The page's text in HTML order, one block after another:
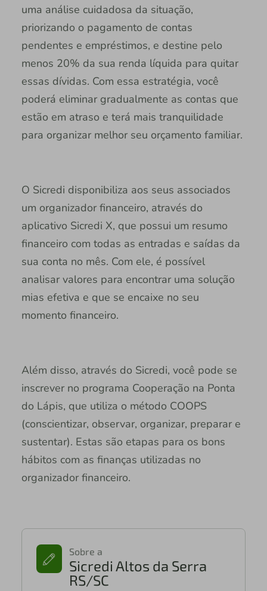
uma análise cuidadosa da situação,
priorizando o pagamento de contas
pendentes e empréstimos, e destine pelo
menos 20% da sua renda líquida para quitar
essas dívidas. Com essa estratégia, você
poderá eliminar gradualmente as contas que
estão em atraso e terá mais tranquilidade
para organizar melhor seu orçamento familiar.
O Sicredi disponibiliza aos seus associados
um organizador financeiro, através do
aplicativo Sicredi X, que possui um resumo
financeiro com todas as entradas e saídas da
sua conta no mês. Com ele, é possível
analisar valores para encontrar uma solução
mias efetiva e que se encaixe no seu
momento financeiro.
Além disso, através do Sicredi, você pode se
inscrever no programa Cooperação na Ponta
do Lápis, que utiliza o método COOPS
(conscientizar, observar, organizar, preparar e
sustentar). Estas são etapas para os bons
hábitos com as finanças utilizadas no
organizador financeiro.
Sobre a
Sicredi Altos da Serra
RS/SC